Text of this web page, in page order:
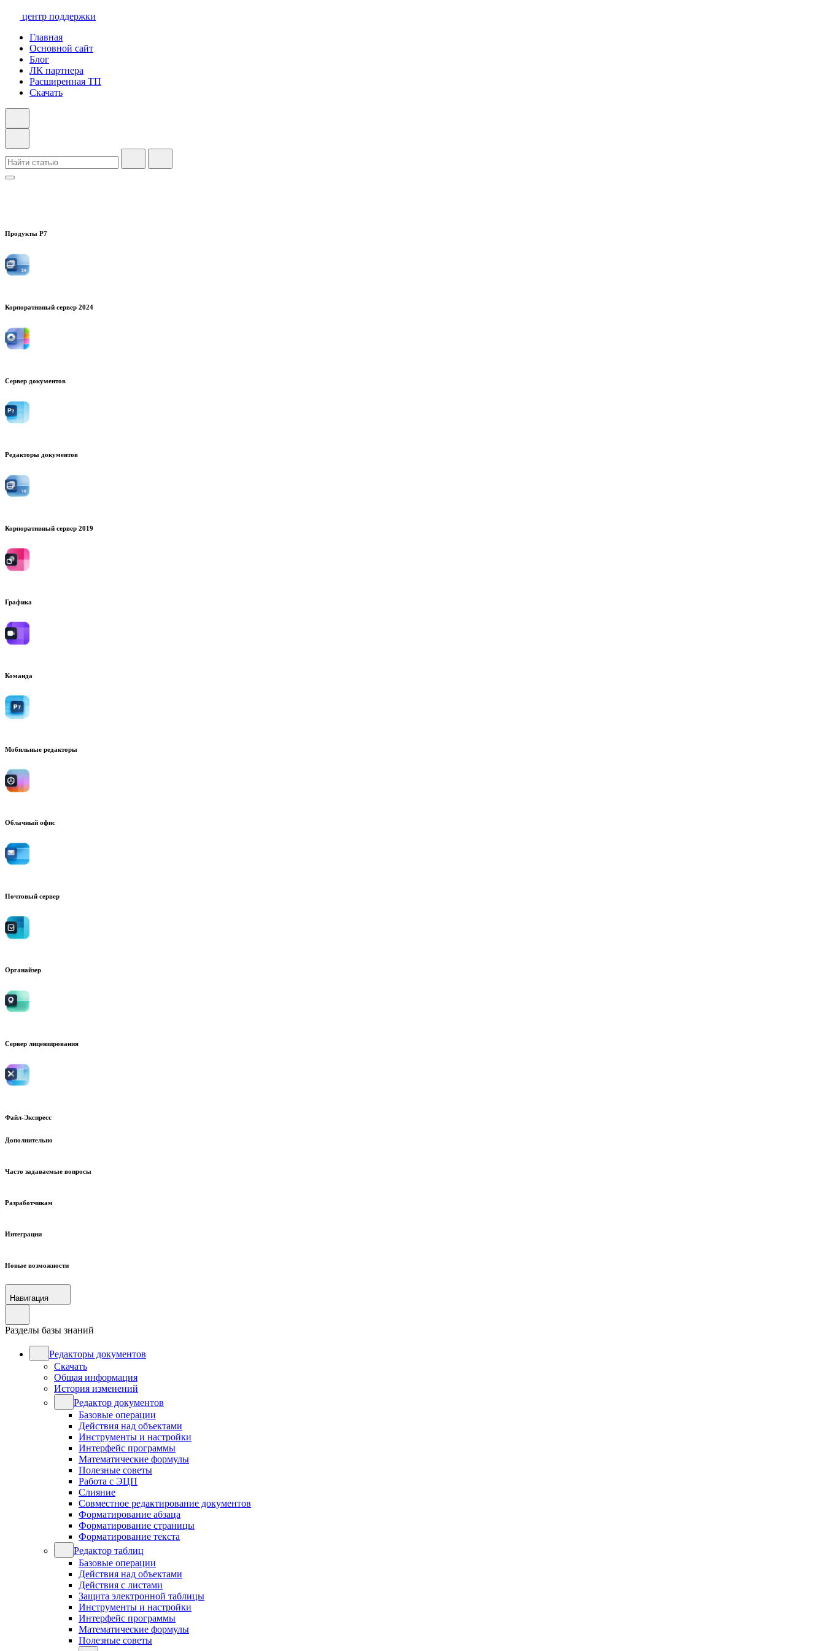
центр поддержки
Главная
Основной сайт
Блог
ЛК партнера
Расширенная ТП
Скачать
Продукты Р7
Корпоративный сервер 2024
Сервер документов
Редакторы документов
Корпоративный сервер 2019
Графика
Команда
Мобильные редакторы
Облачный офис
Почтовый сервер
Органайзер
Сервер лицензирования
Файл-Экспресс
Дополнительно
Часто задаваемые вопросы
Разработчикам
Интеграции
Новые возможности
Навигация
Разделы базы знаний
Редакторы документов
Скачать
Общая информация
История изменений
Редактор документов
Базовые операции
Действия над объектами
Инструменты и настройки
Интерфейс программы
Математические формулы
Полезные советы
Работа с ЭЦП
Слияние
Совместное редактирование документов
Форматирование абзаца
Форматирование страницы
Форматирование текста
Редактор таблиц
Базовые операции
Действия над объектами
Действия с листами
Защита электронной таблицы
Инструменты и настройки
Интерфейс программы
Математические формулы
Полезные советы